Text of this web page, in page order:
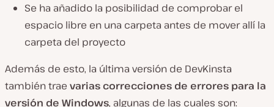
Se ha añadido la posibilidad de comprobar el
espacio libre en una carpeta antes de mover allí la
carpeta del proyecto
Además de esto, la última versión de DevKinsta
también trae varias correcciones de errores para la
versión de Windows, algunas de las cuales son: